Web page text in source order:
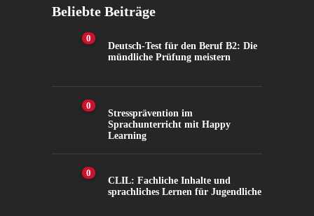
Beliebte Beiträge
0
Deutsch-Test für den Beruf B2: Die
mündliche Prüfung meistern
0
Stressprävention im
Sprachunterricht mit Happy
Learning
0
CLIL: Fachliche Inhalte und
sprachliches Lernen für Jugendliche